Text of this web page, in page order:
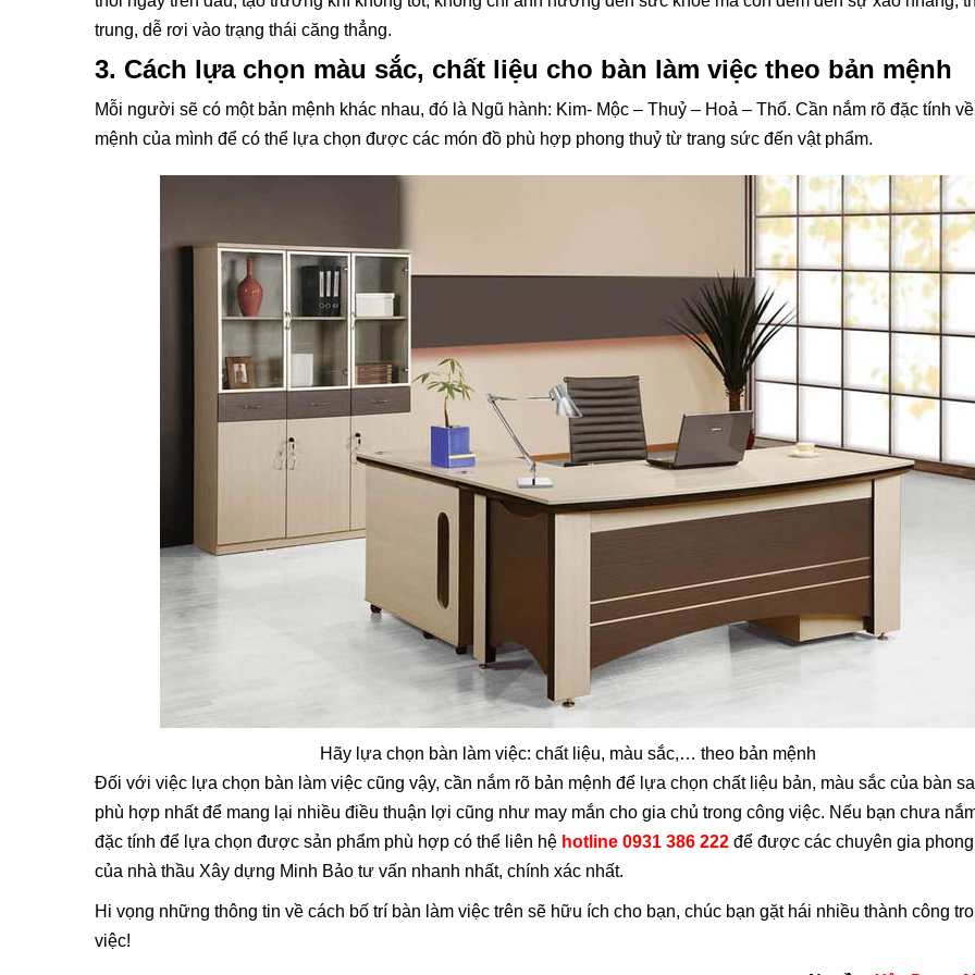
trung, dễ rơi vào trạng thái căng thẳng.
3. Cách lựa chọn màu sắc, chất liệu cho bàn làm việc theo bản mệnh
Mỗi người sẽ có một bản mệnh khác nhau, đó là Ngũ hành: Kim- Mộc – Thuỷ – Hoả – Thổ. Cần nắm rõ đặc tính
mệnh của mình để có thể lựa chọn được các món đồ phù hợp phong thuỷ từ trang sức đến vật phẩm.
Hãy lựa chọn bàn làm việc: chất liệu, màu sắc,… theo bản mệnh
Đối với việc lựa chọn bàn làm việc cũng vậy, cần nắm rõ bản mệnh để lựa chọn chất liệu bản, màu sắc của bàn
phù hợp nhất để mang lại nhiều điều thuận lợi cũng như may mắn cho gia chủ trong công việc. Nếu bạn chưa
đặc tính để lựa chọn được sản phẩm phù hợp có thể liên hệ hotline 0931 386 222 để được các chuyên gia
của nhà thầu Xây dựng Minh Bảo tư vấn nhanh nhất, chính xác nhất.
Hi vọng những thông tin về cách bố trí bàn làm việc trên sẽ hữu ích cho bạn, chúc bạn gặt hái nhiều thành công
việc!